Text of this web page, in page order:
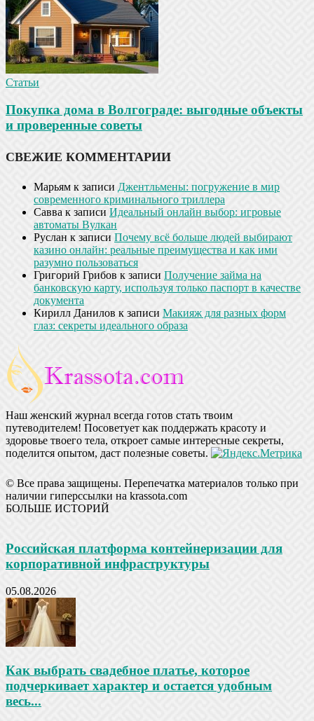
Статьи
Покупка дома в Волгограде: выгодные объекты
и проверенные советы
СВЕЖИЕ КОММЕНТАРИИ
Марьям к записи Джентльмены: погружение в мир
современного криминального триллера
Савва к записи Идеальный онлайн выбор: игровые
автоматы Вулкан
Руслан к записи Почему всё больше людей выбирают
казино онлайн: реальные преимущества и как ими
разумно пользоваться
Григорий Грибов к записи Получение займа на
банковскую карту, используя только паспорт в качестве
документа
Кирилл Данилов к записи Макияж для разных форм
глаз: секреты идеального образа
Наш женский журнал всегда готов стать твоим
путеводителем! Посоветует как поддержать красоту и
здоровье твоего тела, откроет самые интересные секреты,
поделится опытом, даст полезные советы.
© Все права защищены. Перепечатка материалов только при
наличии гиперссылки на krassota.com
БОЛЬШЕ ИСТОРИЙ
Российская платформа контейнеризации для
корпоративной инфраструктуры
05.08.2026
Как выбрать свадебное платье, которое
подчеркивает характер и остается удобным
весь...